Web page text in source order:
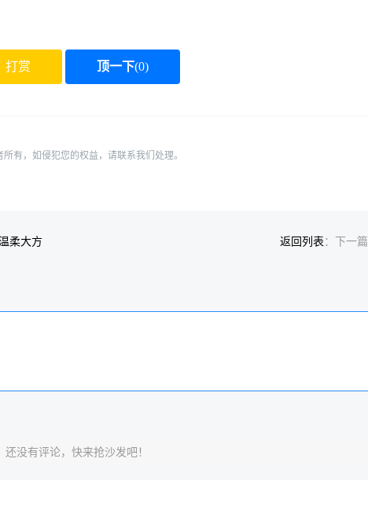
打赏 顶一下(0)
有，如侵犯您的权益，请联系我们处理。
柔大方 返回列表 ：下一篇
还没有评论，快来抢沙发吧！